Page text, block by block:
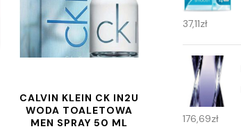
CALVIN KLEIN CK IN2U
WODA TOALETOWA
MEN SPRAY 50 ML
37,11zł
176,69zł